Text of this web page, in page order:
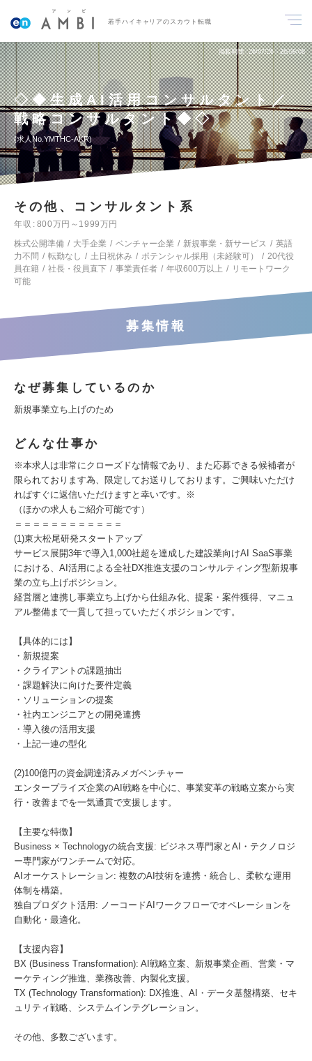
若手ハイキャリアのスカウト転職
掲載期間 26/07/26～26/08/08
◇◆生成AI活用コンサルタント／
戦略コンサルタント◆◇
求人No.YMTHC-AKR
その他、コンサルタント系
年収
800万円～1999万円
株式公開準備
大手企業 ベンチャー企業 新規事業・新サービス
英語
力不問
転勤なし 土日祝休み ポテンシャル採用（未経験可）
20代役
員在籍
社長・役員直下 事業責任者 年収600万以上
リモートワーク
可能
募集情報
なぜ募集しているのか
新規事業立ち上げのため
どんな仕事か
※本求人は非常にクローズドな情報であり、また応募できる候補者が
限られております為、限定してお送りしております。ご興味いただけ
ればすぐに返信いただけますと幸いです。※
（ほかの求人もご紹介可能です）
＝＝＝＝＝＝＝＝＝＝＝＝
(1)東大松尾研発スタートアップ
サービス展開3年で導入1,000社超を達成した建設業向けAI SaaS事業
における、AI活用による全社DX推進支援のコンサルティング型新規事
業の立ち上げポジション。
経営層と連携し事業立ち上げから仕組み化、提案・案件獲得、マニュ
アル整備まで一貫して担っていただくポジションです。
【具体的には】
・新規提案
・クライアントの課題抽出
・課題解決に向けた要件定義
・ソリューションの提案
・社内エンジニアとの開発連携
・導入後の活用支援
・上記一連の型化
(2)100億円の資金調達済みメガベンチャー
エンタープライズ企業のAI戦略を中心に、事業変革の戦略立案から実
行・改善までを一気通貫で支援します。
【主要な特徴】
Business × Technologyの統合支援: ビジネス専門家とAI・テクノロジ
ー専門家がワンチームで対応。
AIオーケストレーション: 複数のAI技術を連携・統合し、柔軟な運用
体制を構築。
独自プロダクト活用: ノーコードAIワークフローでオペレーションを
自動化・最適化。
【支援内容】
BX (Business Transformation): AI戦略立案、新規事業企画、営業・マ
ーケティング推進、業務改善、内製化支援。
TX (Technology Transformation): DX推進、AI・データ基盤構築、セキ
ュリティ戦略、システムインテグレーション。
その他、多数ございます。